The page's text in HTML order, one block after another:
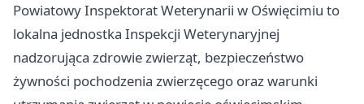
Powiatowy Inspektorat Weterynarii w Oświęcimiu to
lokalna jednostka Inspekcji Weterynaryjnej
nadzorująca zdrowie zwierząt, bezpieczeństwo
żywności pochodzenia zwierzęcego oraz warunki